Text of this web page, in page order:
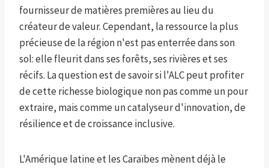
fournisseur de matières premières au lieu du
créateur de valeur. Cependant, la ressource la plus
précieuse de la région n'est pas enterrée dans son
sol: elle fleurit dans ses forêts, ses rivières et ses
récifs. La question est de savoir si l'ALC peut profiter
de cette richesse biologique non pas comme un pour
extraire, mais comme un catalyseur d'innovation, de
résilience et de croissance inclusive.
L'Amérique latine et les Caraïbes mènent déjà le